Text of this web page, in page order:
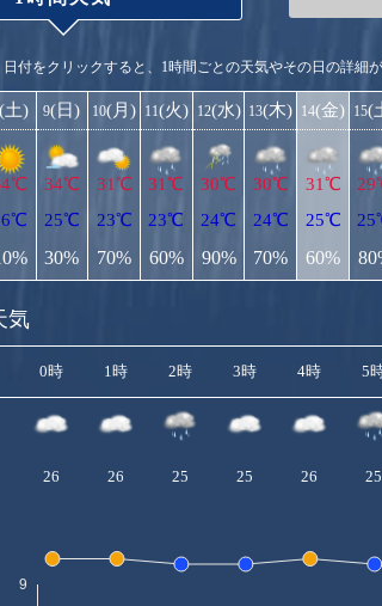
日付をクリックすると、1時間ごとの天気やその日の詳細が
土) 9(日)
34℃
25℃
30%
10(月)
31℃
23℃
70%
11(火)
31℃
23℃
60%
12(水)
30℃
24℃
90%
13(木)
30℃
24℃
70%
14(金)
31℃
25℃
60%
15(
気
0時 1時 2時 3時 4時 5
26 26 25 25 26 25